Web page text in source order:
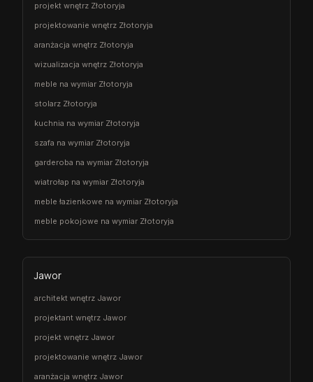
projekt wnętrz Złotoryja
projektowanie wnętrz Złotoryja
aranżacja wnętrz Złotoryja
wizualizacja wnętrz Złotoryja
meble na wymiar Złotoryja
stolarz Złotoryja
kuchnia na wymiar Złotoryja
szafa na wymiar Złotoryja
garderoba na wymiar Złotoryja
wiatrołap na wymiar Złotoryja
meble łazienkowe na wymiar Złotoryja
meble pokojowe na wymiar Złotoryja
Jawor
architekt wnętrz Jawor
projektant wnętrz Jawor
projekt wnętrz Jawor
projektowanie wnętrz Jawor
aranżacja wnętrz Jawor